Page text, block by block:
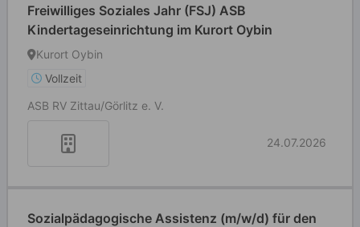
Freiwilliges Soziales Jahr (FSJ) ASB
Kindertageseinrichtung im Kurort Oybin
Kurort Oybin
Vollzeit
ASB RV Zittau/Görlitz e. V.
24.07.2026
Sozialpädagogische Assistenz (m/w/d) für den